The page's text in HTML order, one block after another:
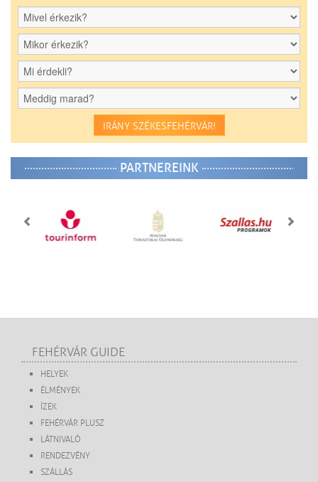
IRÁNY SZÉKESFEHÉRVÁR!
PARTNEREINK
FEHÉRVÁR GUIDE
HELYEK
ÉLMÉNYEK
ÍZEK
FEHÉRVÁR PLUSZ
LÁTNIVALÓ
RENDEZVÉNY
SZÁLLÁS